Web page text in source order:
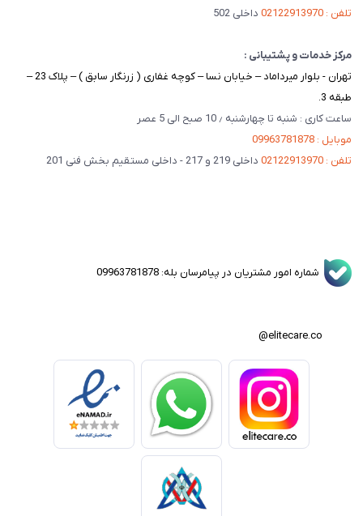
تلفن : 02122913970
داخلی 502
مرکز خدمات و پشتیبانی :
تهران - بلوار میرداماد – خیابان نسا – کوچه غفاری ( زرنگار سابق ) – پلاک 23 –
طبقه 3.
ساعت کاری : شنبه تا چهارشنبه ٫ 10 صبح الی 5 عصر
موبایل : 09963781878
تلفن : 02122913970
داخلی 219 و 217 - داخلی مستقیم بخش فنی 201
شماره امور مشتریان در پیامرسان بله: 09963781878